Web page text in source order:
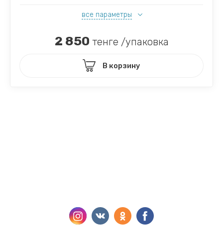
все параметры
2 850 тенге /упаковка
В корзину